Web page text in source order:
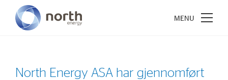
North Energy ASA har gjennomført